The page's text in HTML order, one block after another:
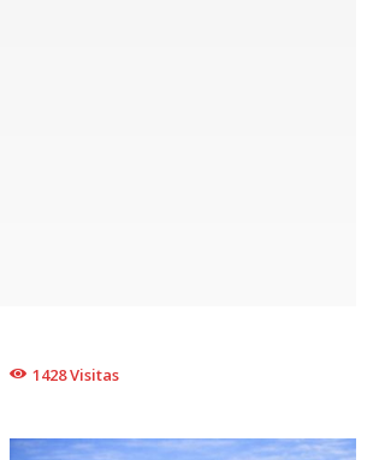
1428Visitas